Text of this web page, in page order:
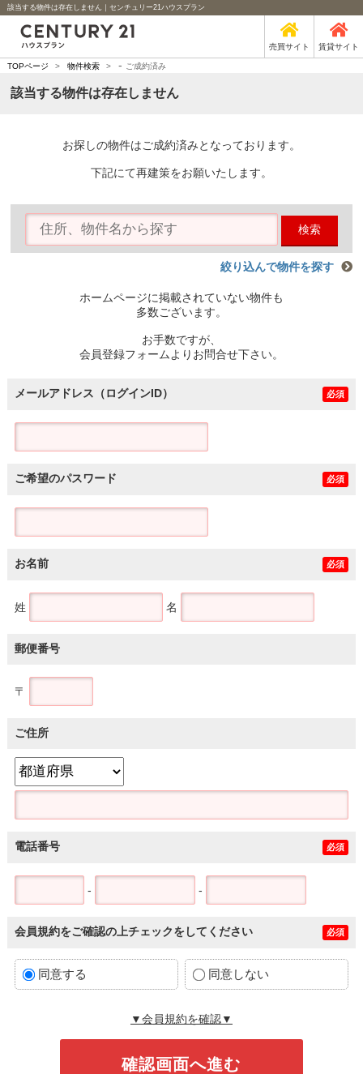
該当する物件は存在しません｜センチュリー21ハウスプラン
売買サイト 賃貸サイト
TOPページ > 物件検索 > - ご成約済み
該当する物件は存在しません
お探しの物件はご成約済みとなっております。
下記にて再建策をお願いたします。
検索
絞り込んで物件を探す
ホームページに掲載されていない物件も
多数ございます。
お手数ですが、
会員登録フォームよりお問合せ下さい。
メールアドレス（ログインID） 必須
ご希望のパスワード 必須
お名前 必須
姓 名
郵便番号
〒
ご住所
電話番号 必須
- -
会員規約をご確認の上チェックをしてください 必須
同意する 同意しない
▼会員規約を確認▼